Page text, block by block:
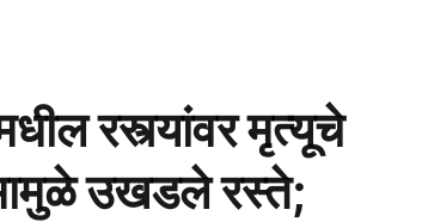
रस्त्यांवर मृत्यूचे
उखडले रस्ते;